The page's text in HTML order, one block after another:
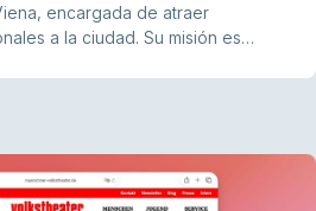
encargada de atraer
a la ciudad. Su misión es